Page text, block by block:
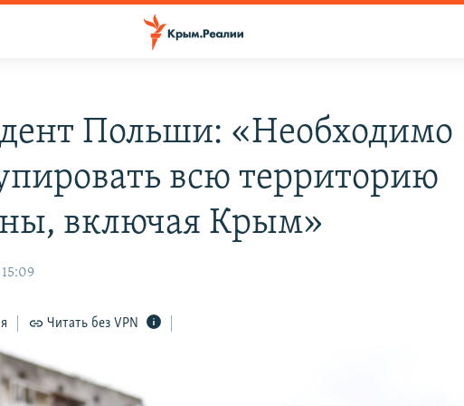
Польши: «Необходимо
всю территорию
включая Крым»
15:09
Читать без VPN